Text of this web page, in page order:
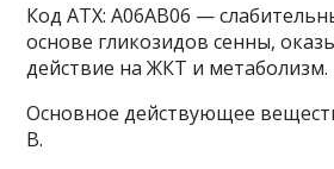
Код АТХ: A06AB06 —
основе гликозидов сенны,
действие на ЖКТ и метаболизм.
Основное действующее
В.